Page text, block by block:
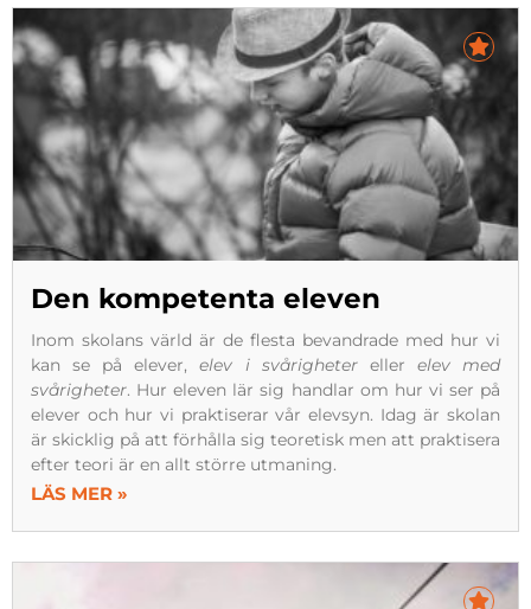
Den kompetenta eleven
Inom skolans värld är de flesta bevandrade med hur vi
kan se på elever,elev i svårighetereller elev med
svårigheter. Hur eleven lär sig handlar om hur vi ser på
elever och hur vi praktiserar vår elevsyn. Idag är skolan
är skicklig på att förhålla sig teoretisk men att praktisera
efter teori är en allt större utmaning.
LÄS MER »